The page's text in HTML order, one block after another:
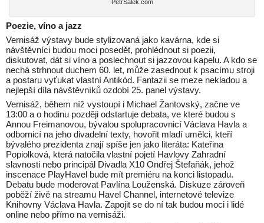
PetrSalek.com
Poezie, víno a jazz
Vernisáž výstavy bude stylizovaná jako kavárna, kde si
návštěvníci budou moci posedět, prohlédnout si poezii,
diskutovat, dát si víno a poslechnout si jazzovou kapelu. A kdo se
nechá strhnout duchem 60. let, může zasednout k psacímu stroji
a postaru vyťukat vlastní Antikód. Fantazii se meze nekladou a
nejlepší díla návštěvníků ozdobí 25. panel výstavy.
Vernisáž, během níž vystoupí i Michael Žantovský, začne ve
13:00 a o hodinu později odstartuje debata, ve které budou s
Annou Freimanovou, bývalou spolupracovnicí Václava Havla a
odbornicí na jeho divadelní texty, hovořit mladí umělci, kteří
bývalého prezidenta znají spíše jen jako literáta: Kateřina
Popiolková, která natočila vlastní pojetí Havlovy Zahradní
slavnosti nebo principál Divadla X10 Ondřej Štefaňák, jehož
inscenace PlayHavel bude mít premiéru na konci listopadu.
Debatu bude moderovat Pavlína Louženská. Diskuze zároveň
poběží živě na streamu Havel Channel, internetové televize
Knihovny Václava Havla. Zapojit se do ní tak budou moci i lidé
online nebo přímo na vernisáži.